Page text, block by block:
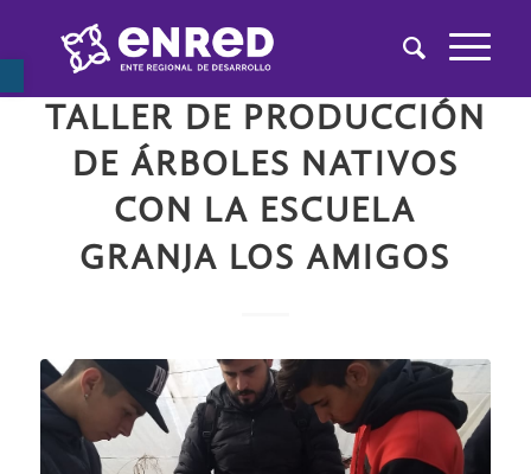
Abrir barra de herramientas
, ,
TALLER DE PRODUCCIÓN
DE ÁRBOLES NATIVOS
CON LA ESCUELA
GRANJA LOS AMIGOS